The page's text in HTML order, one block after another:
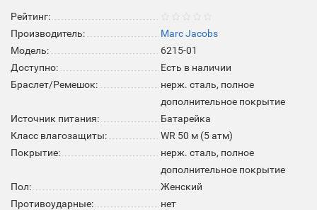
Рейтинг:
Производитель:
Marc Jacobs
Модель:
6215-01
Доступно:
Есть в наличии
Браслет/Ремешок:
нерж. сталь, полное
дополнительное покрытие
Источник питания:
Батарейка
Класс влагозащиты:
WR 50 м (5 атм)
Покрытие:
нерж. сталь, полное
дополнительное покрытие
Пол:
Женский
Противоударные:
нет